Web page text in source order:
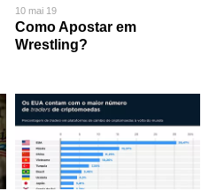
10 mai 19
Como Apostar em
Wrestling?